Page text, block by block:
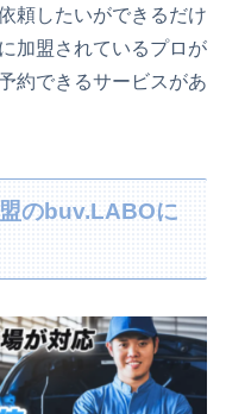
頼したいができるだけ
加盟されているプロが
約できるサービスがあ
のbuv.LABOに